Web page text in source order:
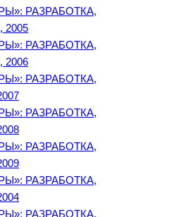
РАЗРАБОТКА,
РАЗРАБОТКА,
РАЗРАБОТКА,
РАЗРАБОТКА,
РАЗРАБОТКА,
РАЗРАБОТКА,
РАЗРАБОТКА,